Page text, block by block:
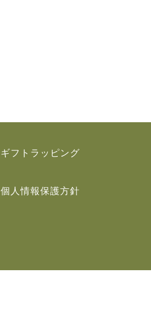
ギフトラッピング
個人情報保護方針